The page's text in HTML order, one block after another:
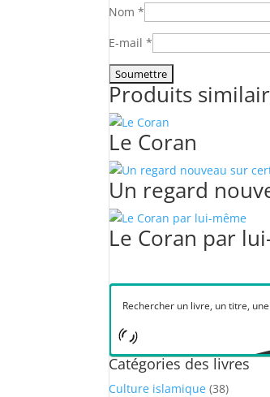
Nom*
E-mail*
Produits
Le Coran
Un regard
Le Coran par
Catégories des livres
Culture islamique (38)